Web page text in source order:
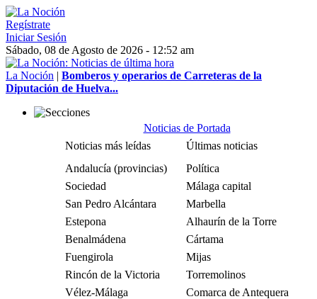
Regístrate
Iniciar Sesión
Sábado, 08 de Agosto de 2026 - 12:52 am
La Noción | Bomberos y operarios de Carreteras de la
Diputación de Huelva...
Noticias de Portada
Noticias más leídas
Últimas noticias
Andalucía (provincias)
Política
Sociedad
Málaga capital
San Pedro Alcántara
Marbella
Estepona
Alhaurín de la Torre
Benalmádena
Cártama
Fuengirola
Mijas
Rincón de la Victoria
Torremolinos
Vélez-Málaga
Comarca de Antequera